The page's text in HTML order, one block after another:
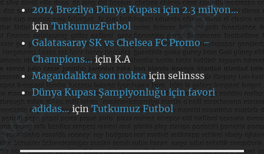
2014 Brezilya Dünya Kupası için 2.3 milyon…
içinTutkumuzFutbol
Galatasaray SK vs Chelsea FC Promo –
Champions… içinK.A
Magandalıkta son noktaiçinselinsss
Dünya Kupası Şampiyonluğu için favori
adidas…içinTutkumuz Futbol